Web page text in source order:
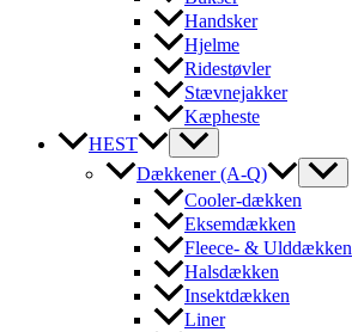
Handsker
Hjelme
Ridestøvler
Stævnejakker
Kæpheste
HEST
Dækkener (A-Q)
Cooler-dækken
Eksemdækken
Fleece- & Ulddækken
Halsdækken
Insektdækken
Liner